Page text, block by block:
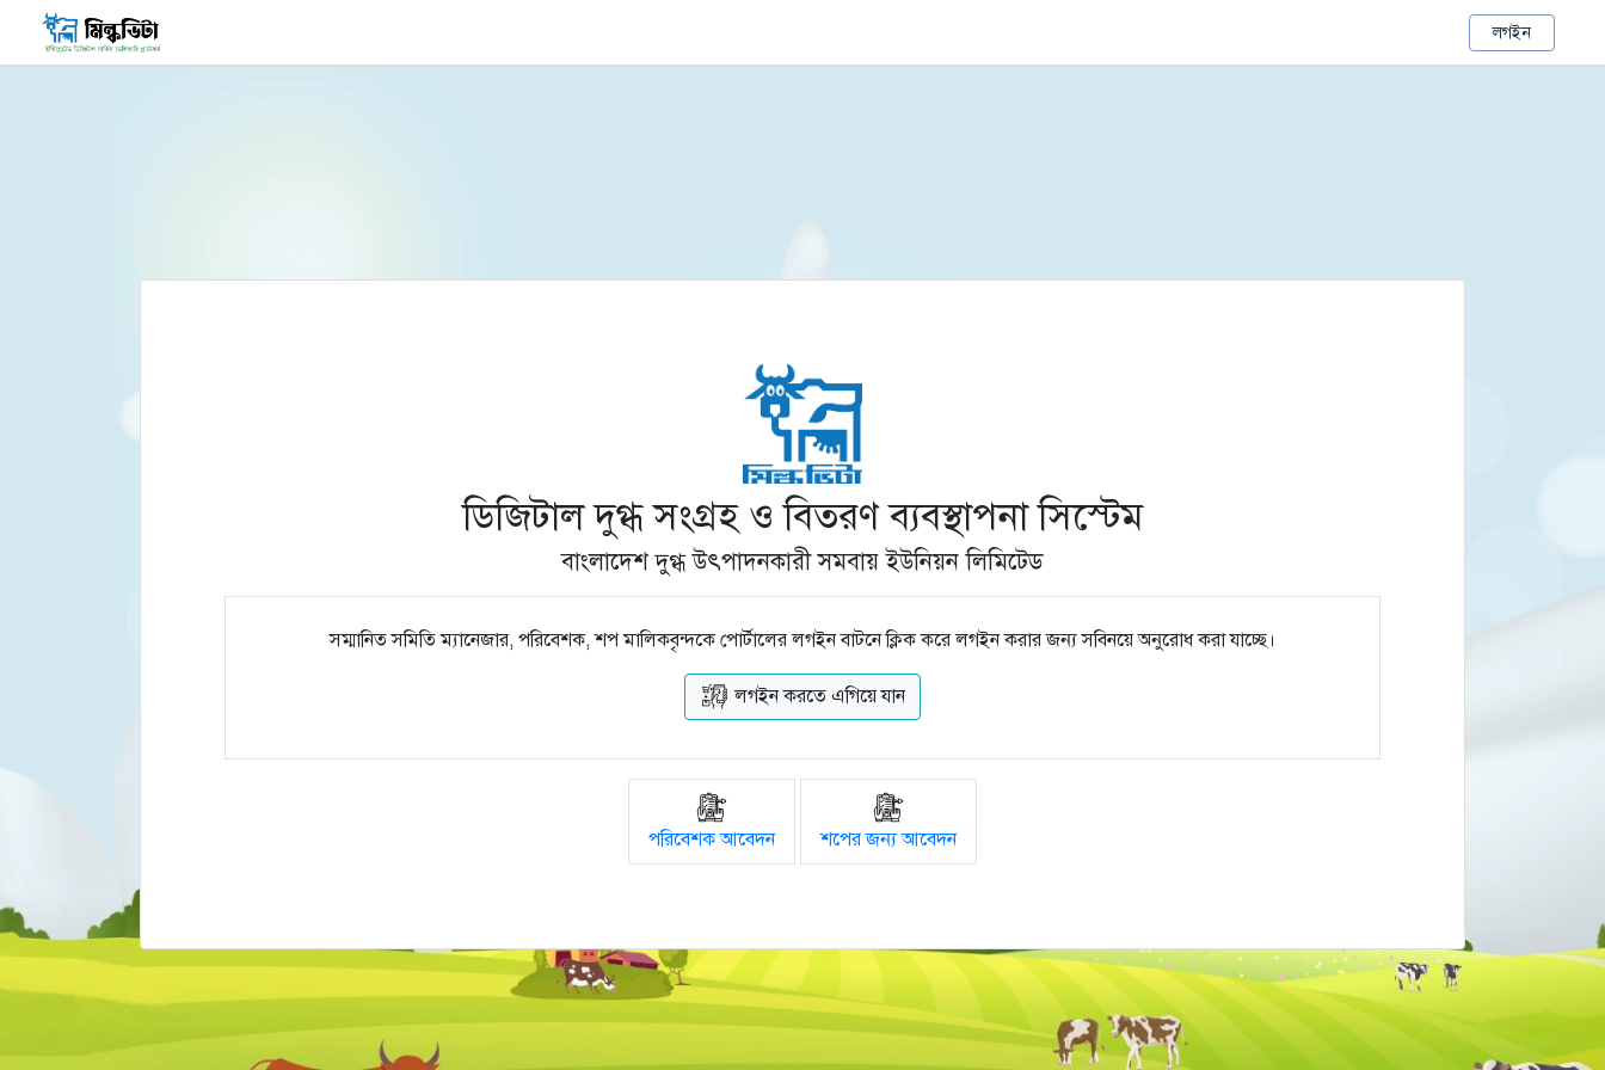
লগইন
ডিজিটাল দুগ্ধ সংগ্রহ ও বিতরণ ব্যবস্থাপনা সিস্টেম
বাংলাদেশ দুগ্ধ উৎপাদনকারী সমবায় ইউনিয়ন লিমিটেড
সম্মানিত সমিতি ম্যানেজার, পরিবেশক, শপ মালিকবৃন্দকে পোর্টালের লগইন বাটনে ক্লিক করে লগইন করার জন্য সবিনয়ে অনুরোধ করা যাচ্ছে।
লগইন করতে এগিয়ে যান
পরিবেশক আবেদন শপের জন্য আবেদন